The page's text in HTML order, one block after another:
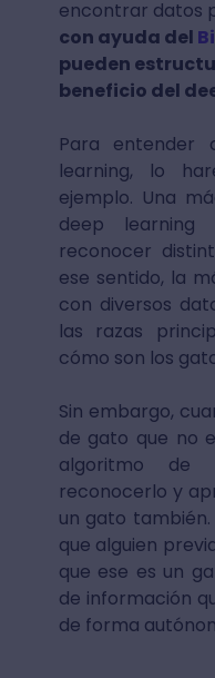
encontrar datos
con ayuda del
pueden
beneficio del
Para entender
learning, lo
ejemplo. Una
deep learning
reconocer
ese sentido, la
con diversos
las razas
cómo son los
Sin embargo,
de gato que no
algoritmo de
reconocerlo y
un gato
que alguien
que ese es un
de información
de forma